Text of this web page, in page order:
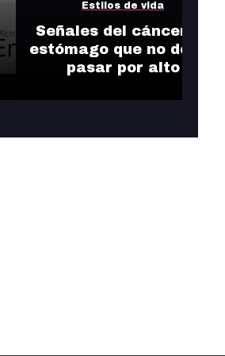
Estilos de vida
Señales del cáncer de
estómago que no debes
pasar por alto